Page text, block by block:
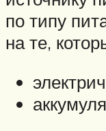
по типу
на те,